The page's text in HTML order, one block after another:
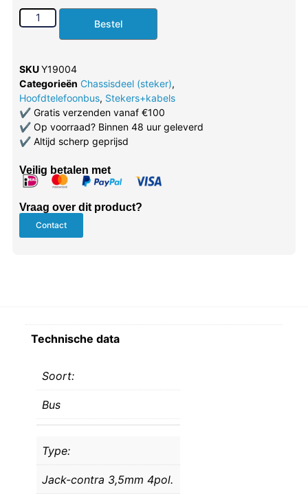
Bestel
SKUY19004
Categorieën Chassisdeel (steker),
Hoofdtelefoonbus, Stekers+kabels
✔Gratis verzenden vanaf €100
✔Op voorraad? Binnen 48 uur geleverd
✔Altijd scherp geprijsd
Veilig betalen met
Vraag over dit product?
Contact
Technische data
Soort:
Bus
Type:
Jack-contra 3,5mm 4pol.